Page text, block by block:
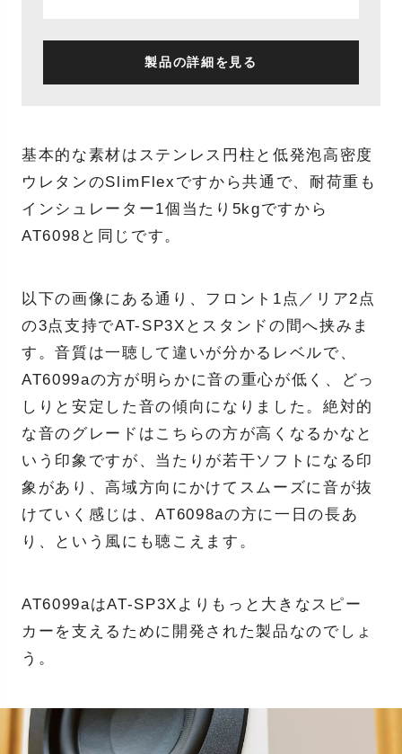
製品の詳細を見る
基本的な素材はステンレス円柱と低発泡高密度
ウレタンのSlimFlexですから共通で、耐荷重も
インシュレーター1個当たり5kgですから
AT6098と同じです。
以下の画像にある通り、フロント1点／リア2点
の3点支持でAT-SP3Xとスタンドの間へ挟みま
す。音質は一聴して違いが分かるレベルで、
AT6099aの方が明らかに音の重心が低く、どっ
しりと安定した音の傾向になりました。絶対的
な音のグレードはこちらの方が高くなるかなと
いう印象ですが、当たりが若干ソフトになる印
象があり、高域方向にかけてスムーズに音が抜
けていく感じは、AT6098aの方に一日の長あ
り、という風にも聴こえます。
AT6099aはAT-SP3Xよりもっと大きなスピー
カーを支えるために開発された製品なのでしょ
う。